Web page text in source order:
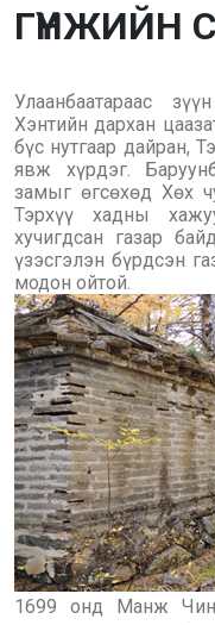
ГҮНЖИЙН
Улаанбаатараас
Хэнтийн дархан
бүс нутгаар дайран,
явж хүрдэг.
замыг өгсөхөд Хөх
Тэрхүү хадны
хучигдсан газар
үзэсгэлэн бүрдсэн
модон ойтой.
1699 онд Манж